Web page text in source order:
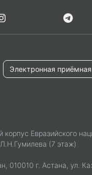
Электронная приёмная
корпус Евразийского
(7 этаж)
010010 г. Астана, ул.